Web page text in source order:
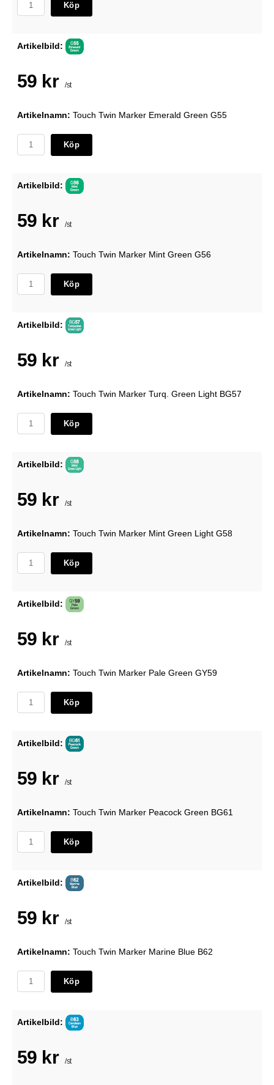
Köp
Artikelbild:
59 kr /st
Artikelnamn: Touch Twin Marker Emerald Green G55
Köp
Artikelbild:
59 kr /st
Artikelnamn: Touch Twin Marker Mint Green G56
Köp
Artikelbild:
59 kr /st
Artikelnamn: Touch Twin Marker Turq. Green Light BG57
Köp
Artikelbild:
59 kr /st
Artikelnamn: Touch Twin Marker Mint Green Light G58
Köp
Artikelbild:
59 kr /st
Artikelnamn: Touch Twin Marker Pale Green GY59
Köp
Artikelbild:
59 kr /st
Artikelnamn: Touch Twin Marker Peacock Green BG61
Köp
Artikelbild:
59 kr /st
Artikelnamn: Touch Twin Marker Marine Blue B62
Köp
Artikelbild:
59 kr /st